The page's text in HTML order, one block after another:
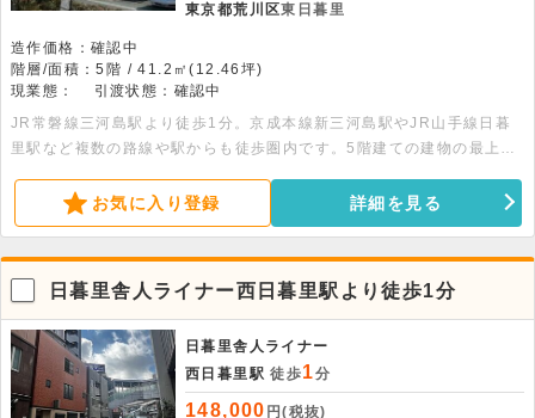
東京都荒川区東日暮里
造作価格：確認中
階層/面積：5階 / 41.2㎡(12.46坪)
現業態：
引渡状態：確認中
JR常磐線三河島駅より徒歩1分。京成本線新三河島駅やJR山手線日暮
里駅など複数の路線や駅からも徒歩圏内です。5階建ての建物の最上
事務所利用も可能です。
お気に入り登録 詳細を見る
日暮里舎人ライナー西日暮里駅より徒歩1分
日暮里舎人ライナー
西日暮里駅 徒歩1分
148,000 円(税抜)